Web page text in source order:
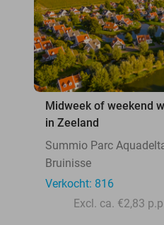
Midweek of weekend
in Zeeland
Summio Parc
Bruinisse
Verkocht: 816
Excl. ca. €2,83